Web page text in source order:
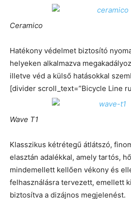
Ceramico
Hatékony védelmet biztosító
helyeken alkalmazva
illetve véd a külső hatásokkal
[divider scroll_text=”Bicycle Line
Wave T1
Klasszikus kétrétegű átlátszó,
elasztán adalékkal, amely tartós,
mindemellett kellően vékony és
felhasználásra tervezett, emellett
biztosítva a dizájnos megjelenést.